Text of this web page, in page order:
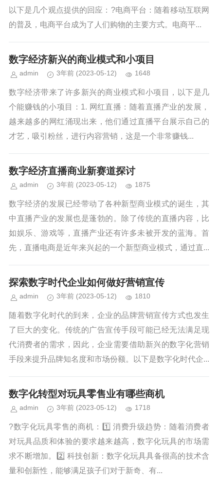
以下是几个观点提供的回应：?电商平台：随着移动互联网
的普及，电商平台成为了人们购物的主要方式。电商平...
数字经济新兴的商业模式和小项目
admin 3年前 (2023-05-12) 1648
数字经济带来了许多新兴的商业模式和小项目，以下是几
个能赚钱的小项目：1. 网红直播：随着直播产业的发展，
越来越多的网红涌现出来，他们通过直播平台展示自己的
才艺，吸引粉丝，进行内容营销，这是一个非常赚钱...
数字经济直播商业新赛道探讨
admin 3年前 (2023-05-12) 1875
数字经济的发展已经带动了各种新型商业模式的诞生，其
中直播产业的发展也是蓬勃的。除了传统的直播内容，比
如娱乐、游戏等，直播产业还有许多未被开发的蓝海。首
先，直播电商是近年来兴起的一个新型商业模式，通过直...
探索数字时代企业如何做好营销宣传
admin 3年前 (2023-05-12) 1810
随着数字化时代的到来，企业的品牌营销宣传方式也发生
了巨大的变化。传统的广告宣传手段可能已经无法满足现
代消费者的需求，因此，企业需要借助新兴的数字化营销
手段来提升品牌知名度和市场份额。以下是数字化时代企...
数字化转型对玩具零售业有哪些商机
admin 3年前 (2023-05-12) 1718
?数字化玩具零售的商机：1️⃣ 消费升级趋势：随着消费者
对玩具品质和体验的要求越来越高，数字化玩具的市场需
求不断增加。2️⃣ 科技创新：数字化玩具具备很高的技术含
量和创新性，能够满足孩子们对于新奇、有...